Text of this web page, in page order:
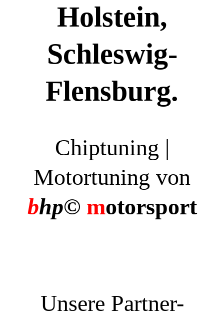
Holstein,
Schleswig-
Flensburg.
Chiptuning |
Motortuning von
bhp© motorsport
Unsere Partner-